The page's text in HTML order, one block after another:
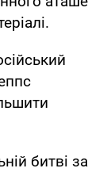
битві за